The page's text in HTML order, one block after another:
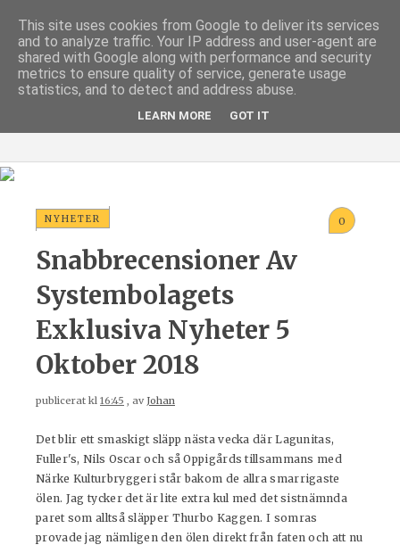
NYHETER 0
Snabbrecensioner Av
Systembolagets
Exklusiva Nyheter 5
Oktober 2018
publicerat kl 16:45 , avJohan
Det blir ett smaskigt släpp nästa vecka där Lagunitas,
Fuller's, Nils Oscar och så Oppigårds tillsammans med
Närke Kulturbryggeri står bakom de allra smarrigaste
ölen. Jag tycker det är lite extra kul med det sistnämnda
paret som alltså släpper Thurbo Kaggen. I somras
provade jag nämligen den ölen direkt från faten och att nu
This site uses cookies from Google to deliver its services
and to analyze traffic. Your IP address and user-agent are
shared with Google along with performance and security
metrics to ensure quality of service, generate usage
statistics, and to detect and address abuse.
LEARN MORE GOT IT